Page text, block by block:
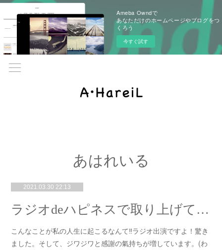
Ameba Owndで
あなただけのホームページやブログをつ
くろう
今すぐ試す
あはれいる
2021.03.30 22:13
ラジオdeハピネスで取り上げていただきました！
こんなことが私の人生に起こるなんて‼️ラジオ出演ですよ！驚き
ました。そして、ジワジワと感謝の氣持ちが増しています。(わ